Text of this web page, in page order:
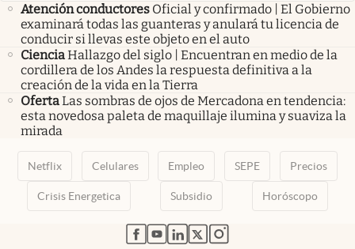
Atención conductores Oficial y confirmado | El Gobierno
examinará todas las guanteras y anulará tu licencia de
conducir si llevas este objeto en el auto
CienciaHallazgo del siglo | Encuentran en medio de la
cordillera de los Andes la respuesta definitiva a la
creación de la vida en la Tierra
OfertaLas sombras de ojos de Mercadona en tendencia:
esta novedosa paleta de maquillaje ilumina y suaviza la
mirada
Netflix Celulares Empleo SEPE Precios
Crisis Energetica Subsidio Horóscopo
abre en nueva pestaña
abre en nueva pestaña
abre en nueva pestaña
abre en nueva pestaña
abre en nueva pestaña